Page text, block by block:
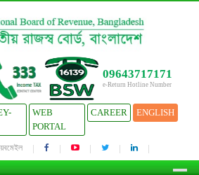
09643717171
e-Return Hotline Number
WEB
PORTAL
CAREER ENGLISH